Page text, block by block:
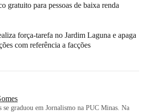
gratuito para pessoas de baixa renda
força-tarefa no Jardim Laguna e apaga
com referência a facções
se graduou em Jornalismo na PUC Minas. Na